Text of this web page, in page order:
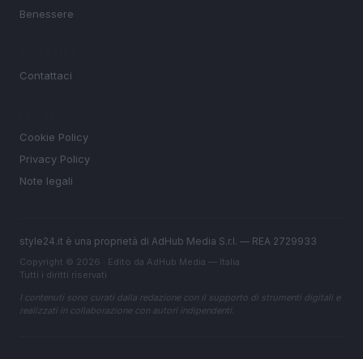
Benessere
Contattaci
Cookie Policy
Privacy Policy
Note legali
style24.it è una proprietà di AdHub Media S.r.l. — REA 2729933
Copyright © 2026 · Edito da AdHub Media — Italia
Tutti i diritti riservati
I contenuti sono curati dalla redazione con il supporto di strumenti digitali e
realizzati in collaborazione con autori indipendenti.